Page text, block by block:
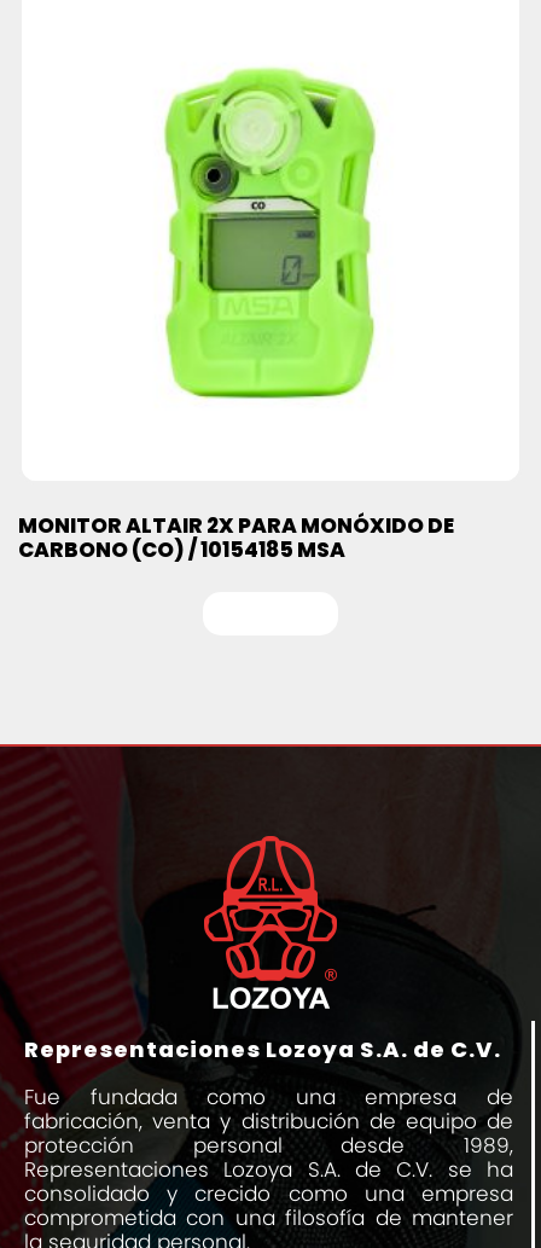
MONITOR ALTAIR 2X PARA MONÓXIDO DE
CARBONO (CO) / 10154185 MSA
Representaciones Lozoya S.A. de C.V.
Fue fundada como una empresa de
fabricación, venta y distribución de equipo de
protección personal desde 1989,
Representaciones Lozoya S.A. de C.V. se ha
consolidado y crecido como una empresa
comprometida con una filosofía de mantener
la seguridad personal.